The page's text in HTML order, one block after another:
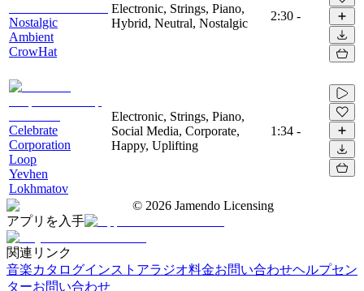
Nostalgic
Ambient
CrowHat
Electronic, Strings, Piano,
Hybrid, Neutral, Nostalgic
2:30 -
Celebrate
Corporation
Loop
Yevhen
Lokhmatov
Electronic, Strings, Piano,
Social Media, Corporate,
Happy, Uplifting
1:34 -
© 2026 Jamendo Licensing
アプリを入手
関連リンク
音楽カタログインストアラジオ料金お問い合わせヘルプセン
ターお問い合わせ